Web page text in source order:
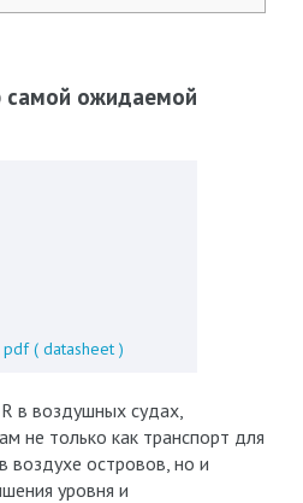
самой ожидаемой
( datasheet )
в воздушных судах,
не только как транспорт для
воздухе островов, но и
уровня и